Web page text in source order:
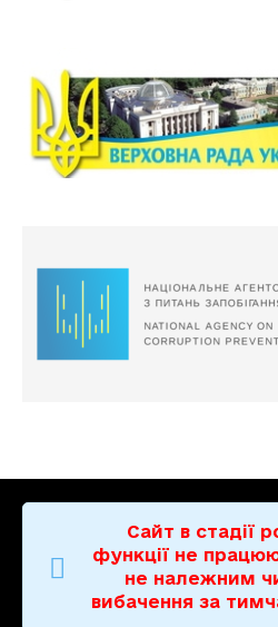
Сайт в стадії
функції не
не належним
вибачення за